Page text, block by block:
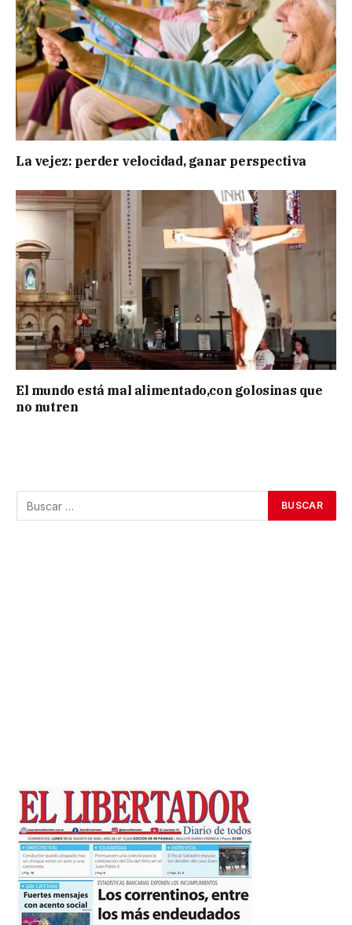
La vejez: perder velocidad, ganar perspectiva
El mundo está mal alimentado,con golosinas que
no nutren